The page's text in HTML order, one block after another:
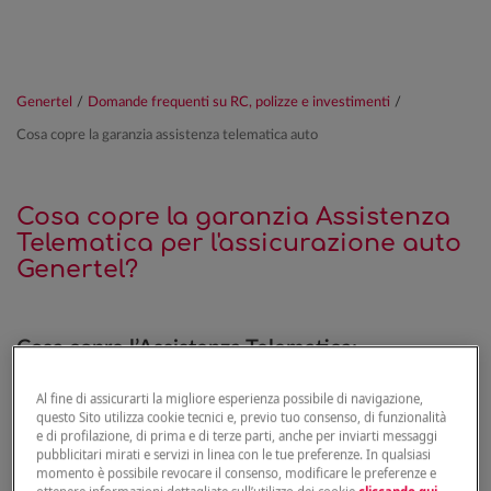
Genertel / Domande frequenti su RC, polizze e investimenti /
Cosa copre la garanzia assistenza telematica auto
Cosa copre la garanzia Assistenza
Telematica per l'assicurazione auto
Genertel?
Cosa copre l’Assistenza Telematica:
Se acquisti l’Assistenza Telematica e installi la
scatola nera, avrai sempre incluso:
Assistenza sinistri
Al fine di assicurarti la migliore esperienza possibile di navigazione,
questo Sito utilizza cookie tecnici e, previo tuo consenso, di funzionalità
e di profilazione, di prima e di terze parti, anche per inviarti messaggi
pubblicitari mirati e servizi in linea con le tue preferenze. In qualsiasi
momento è possibile revocare il consenso, modificare le preferenze e